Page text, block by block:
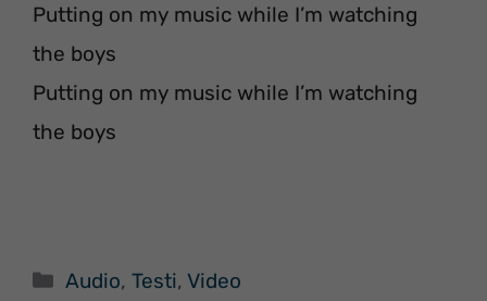
Putting on my music while I’m watching
the boys
Putting on my music while I’m watching
the boys
Categorie
Audio,Testi,Video